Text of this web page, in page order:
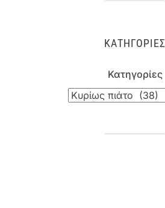
ΚΑΤΗΓΟΡΊΕΣ
Κατηγορίες